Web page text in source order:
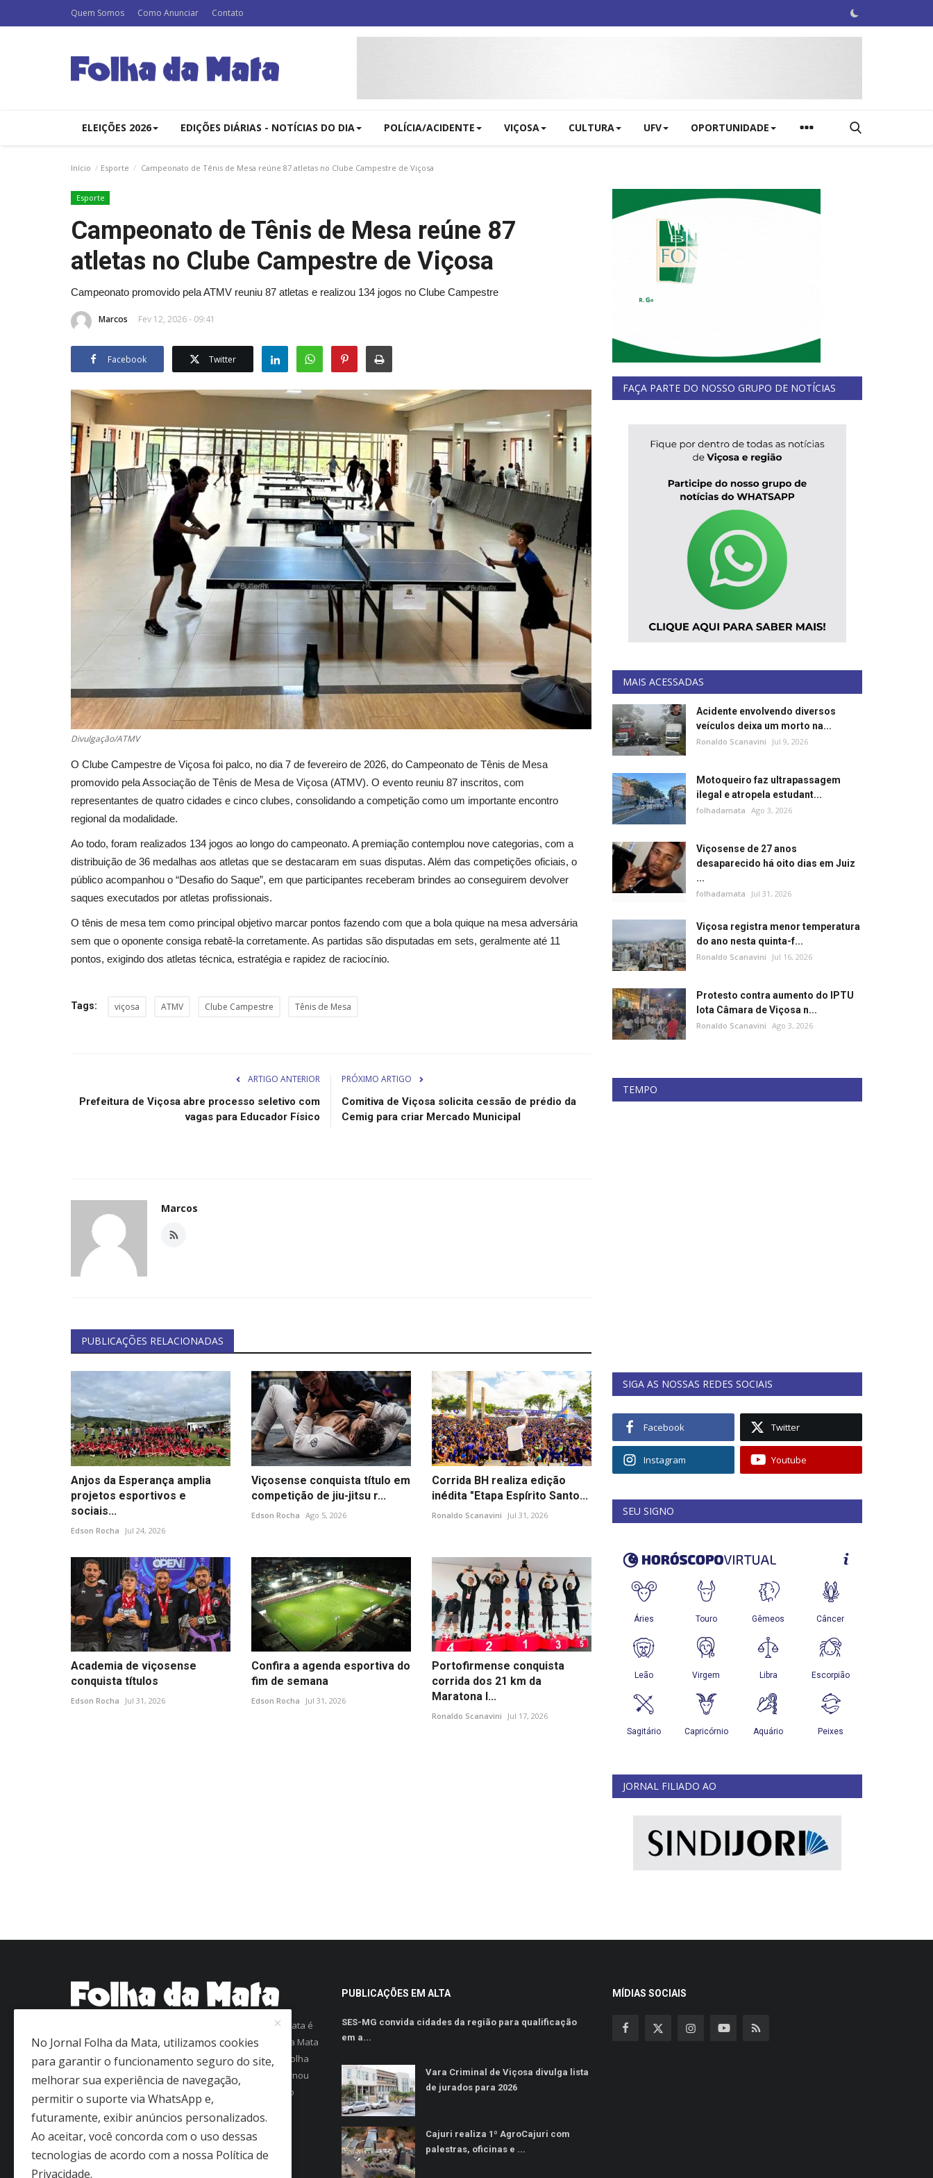
Quem Somos Como Anunciar Contato
ELEIÇÕES 2026 EDIÇÕES DIÁRIAS - NOTÍCIAS DO DIA POLÍCIA/ACIDENTE VIÇOSA CULTURA UFV OPORTUNIDADE
Início Esporte Campeonato de Tênis de Mesa reúne 87 atletas no Clube Campestre de Viçosa
Esporte
Campeonato de Tênis de Mesa reúne 87
atletas no Clube Campestre de Viçosa
Campeonato promovido pela ATMV reuniu 87 atletas e realizou 134 jogos no Clube Campestre
Marcos Fev 12, 2026 - 09:41
Facebook Twitter
Divulgação/ATMV
O Clube Campestre de Viçosa foi palco, no dia 7 de fevereiro de 2026, do Campeonato de Tênis de Mesa
promovido pela Associação de Tênis de Mesa de Viçosa (ATMV). O evento reuniu 87 inscritos, com
representantes de quatro cidades e cinco clubes, consolidando a competição como um importante encontro
regional da modalidade.
Ao todo, foram realizados 134 jogos ao longo do campeonato. A premiação contemplou nove categorias, com a
distribuição de 36 medalhas aos atletas que se destacaram em suas disputas. Além das competições oficiais, o
público acompanhou o “Desafio do Saque”, em que participantes receberam brindes ao conseguirem devolver
saques executados por atletas profissionais.
O tênis de mesa tem como principal objetivo marcar pontos fazendo com que a bola quique na mesa adversária
sem que o oponente consiga rebatê-la corretamente. As partidas são disputadas em sets, geralmente até 11
pontos, exigindo dos atletas técnica, estratégia e rapidez de raciocínio.
Tags: viçosa ATMV Clube Campestre Tênis de Mesa
ARTIGO ANTERIOR
Prefeitura de Viçosa abre processo seletivo com
vagas para Educador Físico
PRÓXIMO ARTIGO
Comitiva de Viçosa solicita cessão de prédio da
Cemig para criar Mercado Municipal
Marcos
PUBLICAÇÕES RELACIONADAS
Anjos da Esperança amplia
projetos esportivos e
sociais...
Edson Rocha Jul 24, 2026
Viçosense conquista título em
competição de jiu-jitsu r...
Edson Rocha Ago 5, 2026
Corrida BH realiza edição
inédita "Etapa Espírito Santo...
Ronaldo Scanavini Jul 31, 2026
Academia de viçosense
conquista títulos
Edson Rocha Jul 31, 2026
Confira a agenda esportiva do
fim de semana
Edson Rocha Jul 31, 2026
Portofirmense conquista
corrida dos 21 km da
Maratona I...
Ronaldo Scanavini Jul 17, 2026
FAÇA PARTE DO NOSSO GRUPO DE NOTÍCIAS
MAIS ACESSADAS
Acidente envolvendo diversos
veículos deixa um morto na...
Ronaldo Scanavini Jul 9, 2026
Motoqueiro faz ultrapassagem
ilegal e atropela estudant...
folhadamata Ago 3, 2026
Viçosense de 27 anos
desaparecido há oito dias em Juiz
...
folhadamata Jul 31, 2026
Viçosa registra menor temperatura
do ano nesta quinta-f...
Ronaldo Scanavini Jul 16, 2026
Protesto contra aumento do IPTU
lota Câmara de Viçosa n...
Ronaldo Scanavini Ago 3, 2026
TEMPO
SIGA AS NOSSAS REDES SOCIAIS
Facebook Twitter
Instagram Youtube
SEU SIGNO
JORNAL FILIADO AO
Com mais de 60 anos de história, o jornal Folha da Mata é
uma referência em informação na região da Zona da Mata
Mineira. Fundado em 1963 como Folha de Viçosa, o Folha
da Mata conquistou a confiança dos leitores e se tornou
um dos jornais mais antigos em circulação regular no
interior de Minas Gerais.
PUBLICAÇÕES EM ALTA
SES-MG convida cidades da região para qualificação
em a...
Vara Criminal de Viçosa divulga lista
de jurados para 2026
Cajuri realiza 1º AgroCajuri com
palestras, oficinas e ...
MÍDIAS SOCIAIS
No Jornal Folha da Mata, utilizamos cookies
para garantir o funcionamento seguro do site,
melhorar sua experiência de navegação,
permitir o suporte via WhatsApp e,
futuramente, exibir anúncios personalizados.
Ao aceitar, você concorda com o uso dessas
tecnologias de acordo com a nossa Política de
Privacidade.